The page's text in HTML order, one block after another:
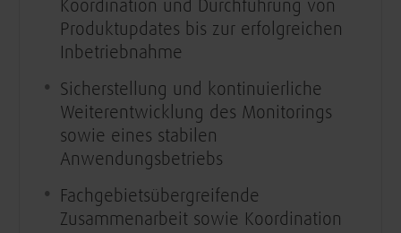
Koordination und Durchführung von
Produktupdates bis zur erfolgreichen
Inbetriebnahme
Sicherstellung und kontinuierliche
Weiterentwicklung des Monitorings
sowie eines stabilen
Anwendungsbetriebs
Fachgebietsübergreifende
Zusammenarbeit sowie Koordination